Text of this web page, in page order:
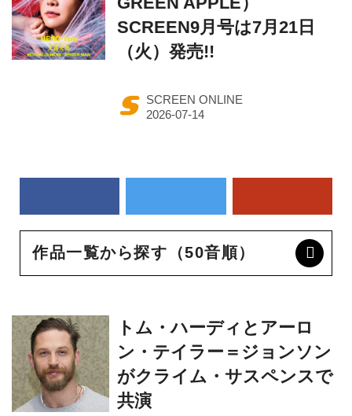
SCREEN9月号は7月21日
（火）発売!!
SCREEN ONLINE
作品一覧から探す（50音順）
トム・ハーディとアーロ
ン・テイラー＝ジョンソン
がクライム・サスペンスで
共演